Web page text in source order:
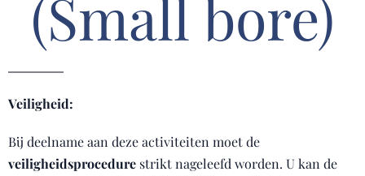
(Small bore)
Veiligheid:
Bij deelname aan deze activiteiten moet de
veiligheidsprocedure strikt nageleefd worden. U kan de